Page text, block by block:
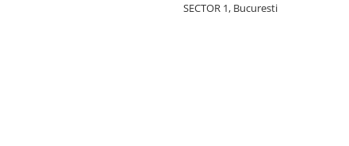
SECTOR 1, Bucuresti